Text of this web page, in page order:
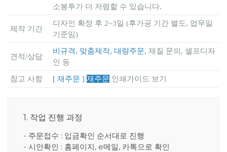
소봉투가 더 저렴할 수 있습니다.
제작 기간
디자인 확정 후 2~3일 (후가공 기간 별도, 업무일
기준임)
견적/상담
비규격, 맞춤제작, 대량주문, 재질 문의, 셀프디자
인 등
참고 사항 [ 재주문 ] 재주문 인쇄가이드 보기
1. 작업 진행 과정
- 주문접수 : 입금확인 순서대로 진행
- 시안확인 : 홈페이지, e메일, 카톡으로 확인